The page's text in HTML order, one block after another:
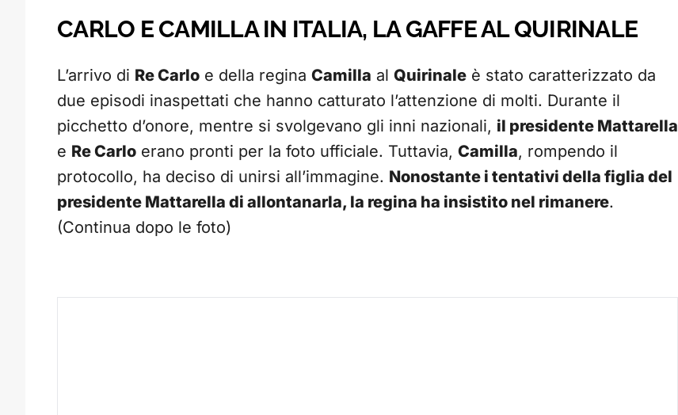
CARLO E CAMILLA IN ITALIA, LA GAFFE AL QUIRINALE
L’arrivo di Re Carlo e della regina Camilla al Quirinale è stato caratterizzato da
due episodi inaspettati che hanno catturato l’attenzione di molti. Durante il
picchetto d’onore, mentre si svolgevano gli inni nazionali, il presidente Mattarella
e Re Carlo erano pronti per la foto ufficiale. Tuttavia, Camilla, rompendo il
protocollo, ha deciso di unirsi all’immagine. Nonostante i tentativi della figlia del
presidente Mattarella di allontanarla, la regina ha insistito nel rimanere.
(Continua dopo le foto)